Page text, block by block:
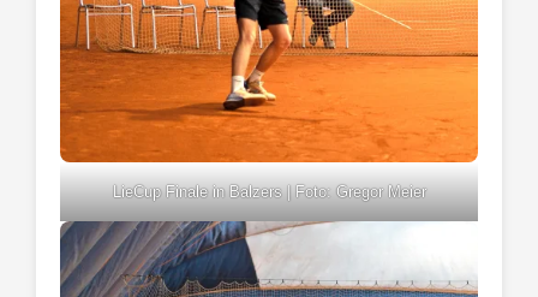
LieCup Finale in Balzers | Foto: Gregor Meier